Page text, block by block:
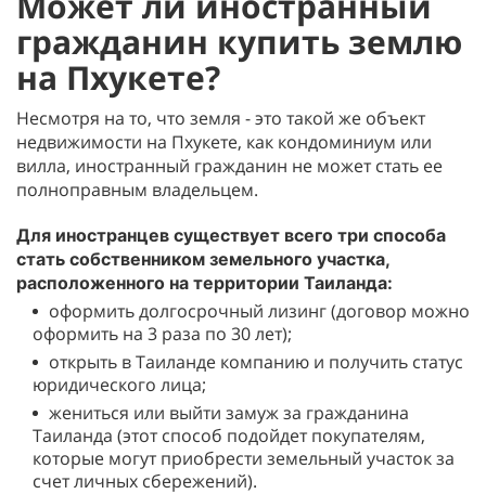
гражданин купить землю
на Пхукете?
Несмотря на то, что земля - это такой же объект
недвижимости на Пхукете, как кондоминиум или
вилла, иностранный гражданин не может стать ее
полноправным владельцем.
Для иностранцев существует всего три способа
стать собственником земельного участка,
расположенного на территории Таиланда:
оформить долгосрочный лизинг (договор можно
оформить на 3 раза по 30 лет);
открыть в Таиланде компанию и получить статус
юридического лица;
жениться или выйти замуж за гражданина
Таиланда (этот способ подойдет покупателям,
которые могут приобрести земельный участок за
счет личных сбережений).